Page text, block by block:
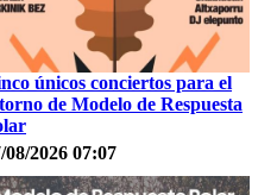
únicos conciertos para el
de Modelo de Respuesta
08/2026 07:07